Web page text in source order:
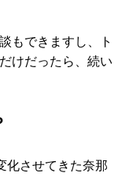
もできますし、ト
けだったら、続い
化させてきた奈那